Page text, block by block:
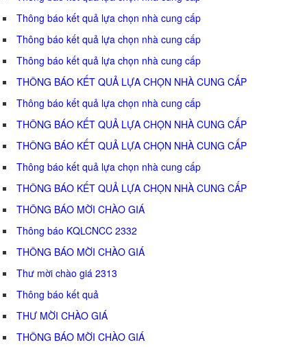
Thông báo kết quả lựa chọn nhà cung cấp
Thông báo kết quả lựa chọn nhà cung cấp
Thông báo kết quả lựa chọn nhà cung cấp
THÔNG BÁO KẾT QUẢ LỰA CHỌN NHÀ CUNG CẤP
Thông báo kết quả lựa chọn nhà cung cấp
THÔNG BÁO KẾT QUẢ LỰA CHỌN NHÀ CUNG CẤP
THÔNG BÁO KẾT QUẢ LỰA CHỌN NHÀ CUNG CẤP
Thông báo kết quả lựa chọn nhà cung cấp
THÔNG BÁO KẾT QUẢ LỰA CHỌN NHÀ CUNG CẤP
THÔNG BÁO MỜI CHÀO GIÁ
Thông báo KQLCNCC 2332
THÔNG BÁO MỜI CHÀO GIÁ
Thư mời chào giá 2313
Thông báo kết quả
THƯ MỜI CHÀO GIÁ
THÔNG BÁO MỜI CHÀO GIÁ